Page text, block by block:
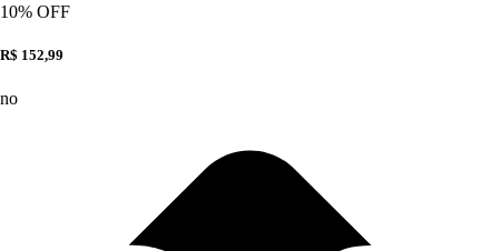
10% OFF
R$ 152,99
no